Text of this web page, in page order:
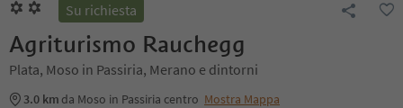
Su richiesta
Agriturismo Rauchegg
Plata, Moso in Passiria, Merano e dintorni
3.0 km da Moso in Passiria centro Mostra Mappa